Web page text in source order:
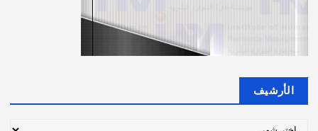
الأرشيف